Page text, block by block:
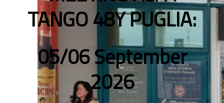
TANGO 48Y PUGLIA:
05/06 September
2026